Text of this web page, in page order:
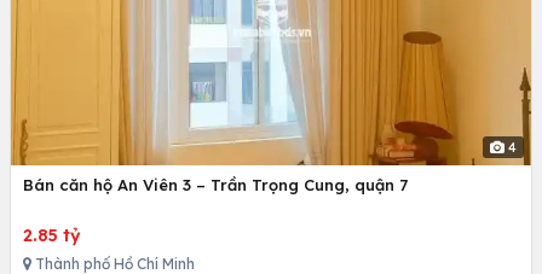
4
Bán căn hộ An Viên 3 – Trần Trọng Cung, quận 7
2.85 tỷ
Thành phố Hồ Chí Minh